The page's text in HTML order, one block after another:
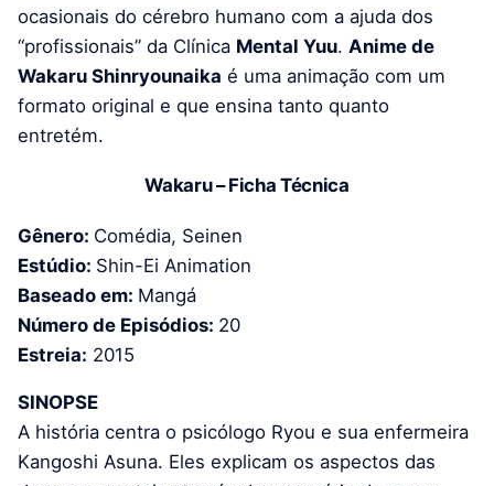
ocasionais do cérebro humano com a ajuda dos
“profissionais” da Clínica Mental Yuu. Anime de
Wakaru Shinryounaika é uma animação com um
formato original e que ensina tanto quanto
entretém.
Wakaru – Ficha Técnica
Gênero: Comédia, Seinen
Estúdio: Shin-Ei Animation
Baseado em: Mangá
Número de Episódios: 20
Estreia: 2015
SINOPSE
A história centra o psicólogo Ryou e sua enfermeira
Kangoshi Asuna. Eles explicam os aspectos das